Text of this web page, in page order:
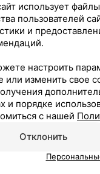
был подарен именной сертификат на бесплатное проживание на годовщину свадьбы. Восторг! Еще
использует
пользователей
и
настроить
или изменить свое
и порядке
с нашей
Отклонить